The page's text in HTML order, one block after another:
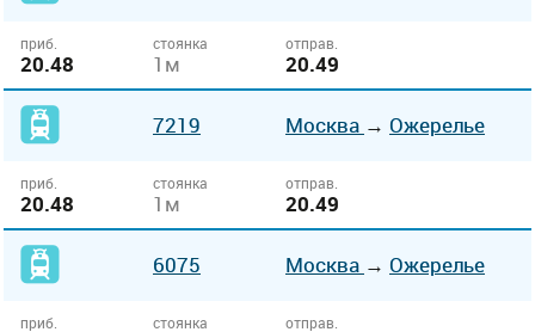
приб.
20.48
стоянка
1м
отправ.
20.49
7219 Москва → Ожерелье
приб.
20.48
стоянка
1м
отправ.
20.49
6075 Москва → Ожерелье
приб. стоянка отправ.